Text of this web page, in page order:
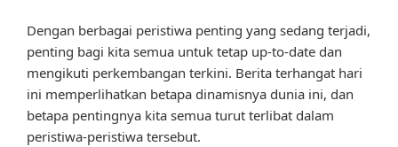
Dengan berbagai peristiwa penting yang sedang terjadi,
penting bagi kita semua untuk tetap up-to-date dan
mengikuti perkembangan terkini. Berita terhangat hari
ini memperlihatkan betapa dinamisnya dunia ini, dan
betapa pentingnya kita semua turut terlibat dalam
peristiwa-peristiwa tersebut.